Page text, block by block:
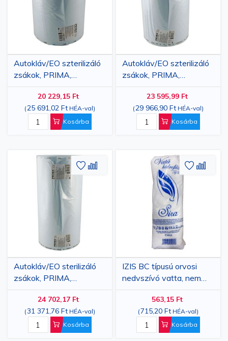
Autokláv/EO szterilizáló
zsákok, PRIMA,
300mmx200m
20 229,15 Ft
(25 691,02 Ft HÉA-val)
Kosárba
Autokláv/EO szterilizáló
zsákok, PRIMA,
350mmx200m
23 595,99 Ft
(29 966,90 Ft HÉA-val)
Kosárba
Autokláv/EO sterilizáló
zsákok, PRIMA,
400mmx200m
24 702,17 Ft
(31 371,76 Ft HÉA-val)
Kosárba
Hozzáadás
kívánságlistához
Hozzáadás
összehasonlításhoz
IZIS BC típusú orvosi
nedvszívó vatta, nem
steril, 50% pamut 50%
cellulózrost, 200 g, jól
kártolt
563,15 Ft
(715,20 Ft HÉA-val)
Kosárba